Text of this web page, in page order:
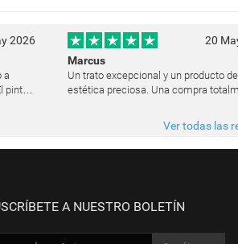
2026
a
pintor
20
Marcus
Un trato excepcional y un producto
estética preciosa. Una compra
Ver todas las
A NUESTRO BOLETÍN